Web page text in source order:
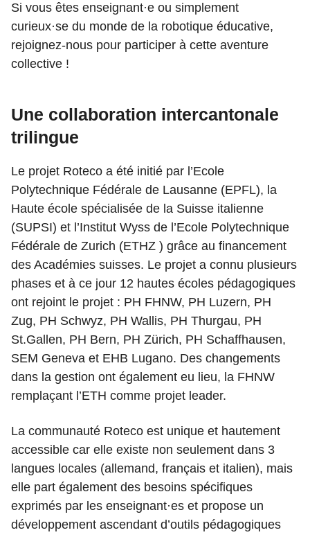
Si vous êtes enseignant·e ou simplement
curieux·se du monde de la robotique éducative,
rejoignez-nous pour participer à cette aventure
collective !
Une collaboration intercantonale
trilingue
Le projet Roteco a été initié par l’Ecole
Polytechnique Fédérale de Lausanne (EPFL), la
Haute école spécialisée de la Suisse italienne
(SUPSI) et l’Institut Wyss de l’Ecole Polytechnique
Fédérale de Zurich (ETHZ ) grâce au financement
des Académies suisses. Le projet a connu plusieurs
phases et à ce jour 12 hautes écoles pédagogiques
ont rejoint le projet : PH FHNW, PH Luzern, PH
Zug, PH Schwyz, PH Wallis, PH Thurgau, PH
St.Gallen, PH Bern, PH Zürich, PH Schaffhausen,
SEM Geneva et EHB Lugano. Des changements
dans la gestion ont également eu lieu, la FHNW
remplaçant l’ETH comme projet leader.
La communauté Roteco est unique et hautement
accessible car elle existe non seulement dans 3
langues locales (allemand, français et italien), mais
elle part également des besoins spécifiques
exprimés par les enseignant·es et propose un
développement ascendant d’outils pédagogiques